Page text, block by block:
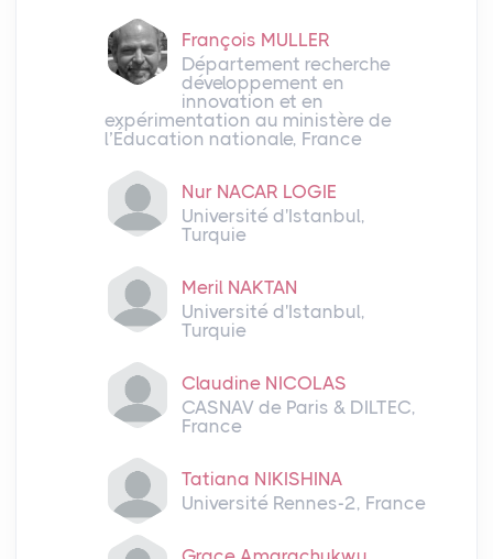
François MULLER
Département recherche
développement en
innovation et en
expérimentation au ministère de
l’Éducation nationale, France
Nur NACAR LOGIE
Université d'Istanbul,
Turquie
Meril NAKTAN
Université d'Istanbul,
Turquie
Claudine NICOLAS
CASNAV de Paris & DILTEC,
France
Tatiana NIKISHINA
Université Rennes-2, France